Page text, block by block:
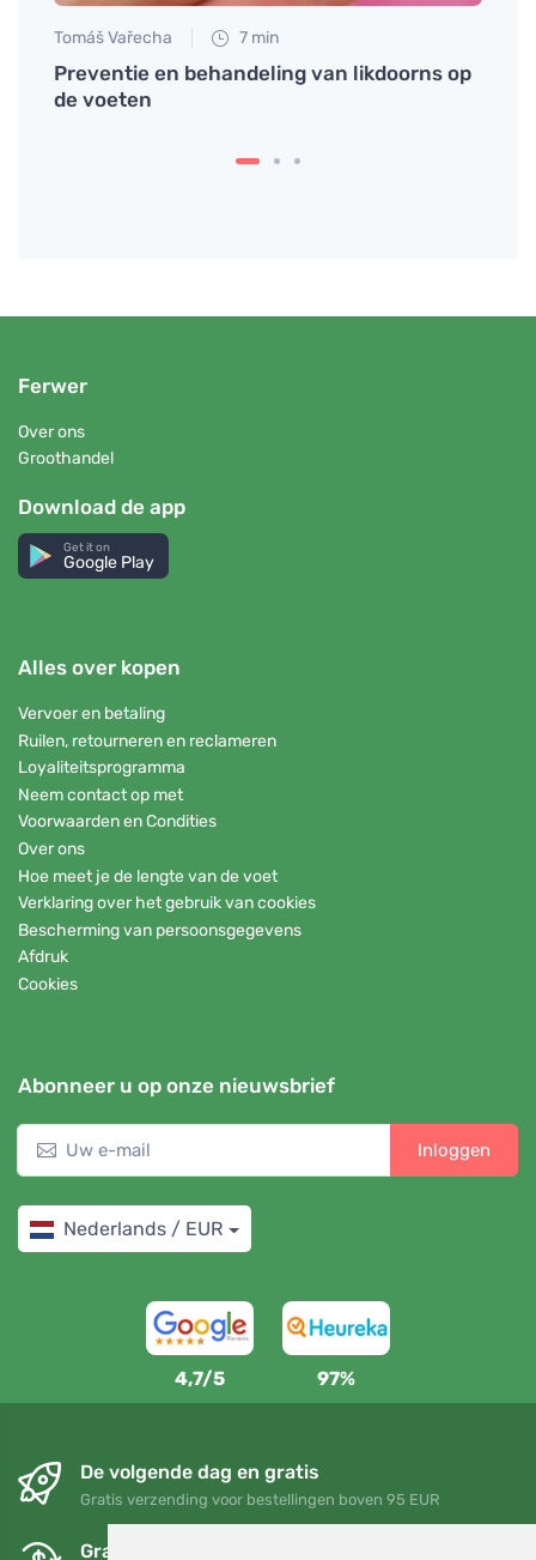
Tomáš Vařecha 7 min
Preventie en behandeling van likdoorns op
de voeten
Ferwer
Over ons
Groothandel
Download de app
Get it on
Google Play
Alles over kopen
Vervoer en betaling
Ruilen, retourneren en reclameren
Loyaliteitsprogramma
Neem contact op met
Voorwaarden en Condities
Over ons
Hoe meet je de lengte van de voet
Verklaring over het gebruik van cookies
Bescherming van persoonsgegevens
Afdruk
Cookies
Abonneer u op onze nieuwsbrief
Inloggen
Nederlands / EUR
4,7/5 97%
De volgende dag en gratis
Gratis verzending voor bestellingen boven 95 EUR
Gratis ruilen en retourneren